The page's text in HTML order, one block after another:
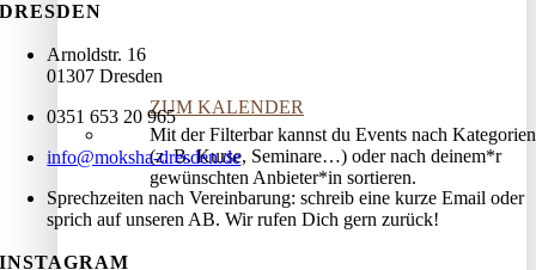
ZUM KALENDER
Mit der Filterbar kannst du Events nach Kategorien
(z. B. Kurse, Seminare…) oder nach deinem*r
gewünschten Anbieter*in sortieren.
DRESDEN
Arnoldstr. 16
01307 Dresden
0351 653 20 965
info@moksha-dresden.de
Sprechzeiten nach Vereinbarung: schreib eine kurze Email oder
sprich auf unseren AB. Wir rufen Dich gern zurück!
INSTAGRAM